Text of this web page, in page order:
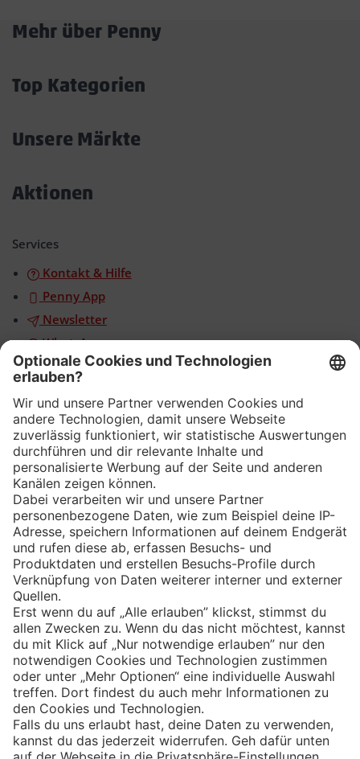
Mehr über Penny
Top Kategorien
Unsere Märkte
Aktionen
Services
Kontakt & Hilfe
Penny App
Newsletter
WhatsApp
App
Eishockey
Impressum